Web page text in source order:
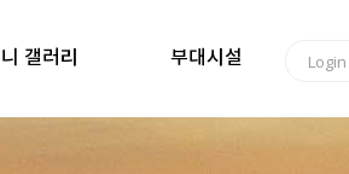
갤러리 부대시설 Login